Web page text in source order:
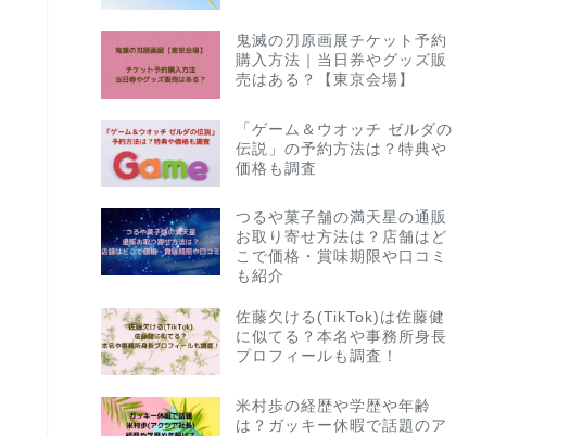
鬼滅の刃原画展チケット予約
購入方法｜当日券やグッズ販
売はある？【東京会場】
「ゲーム＆ウオッチ ゼルダの
伝説」の予約方法は？特典や
価格も調査
つるや菓子舗の満天星の通販
お取り寄せ方法は？店舗はど
こで価格・賞味期限や口コミ
も紹介
佐藤欠ける(TikTok)は佐藤健
に似てる？本名や事務所身長
プロフィールも調査！
米村歩の経歴や学歴や年齢
は？ガッキー休暇で話題のア